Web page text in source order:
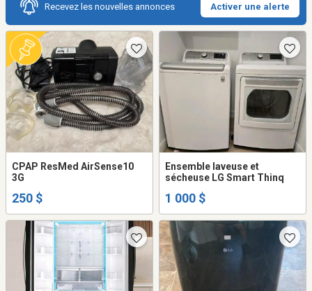
Recevez les nouvelles annonces Activer une alerte
CPAP ResMed AirSense10
3G
250 $
Ensemble laveuse et
sécheuse LG Smart Thinq
1 000 $